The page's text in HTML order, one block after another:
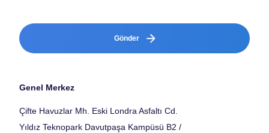
Gönder
Genel Merkez
Çifte Havuzlar Mh. Eski Londra Asfaltı Cd.
Yıldız Teknopark Davutpaşa Kampüsü B2 /